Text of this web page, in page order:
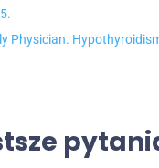
Physician.